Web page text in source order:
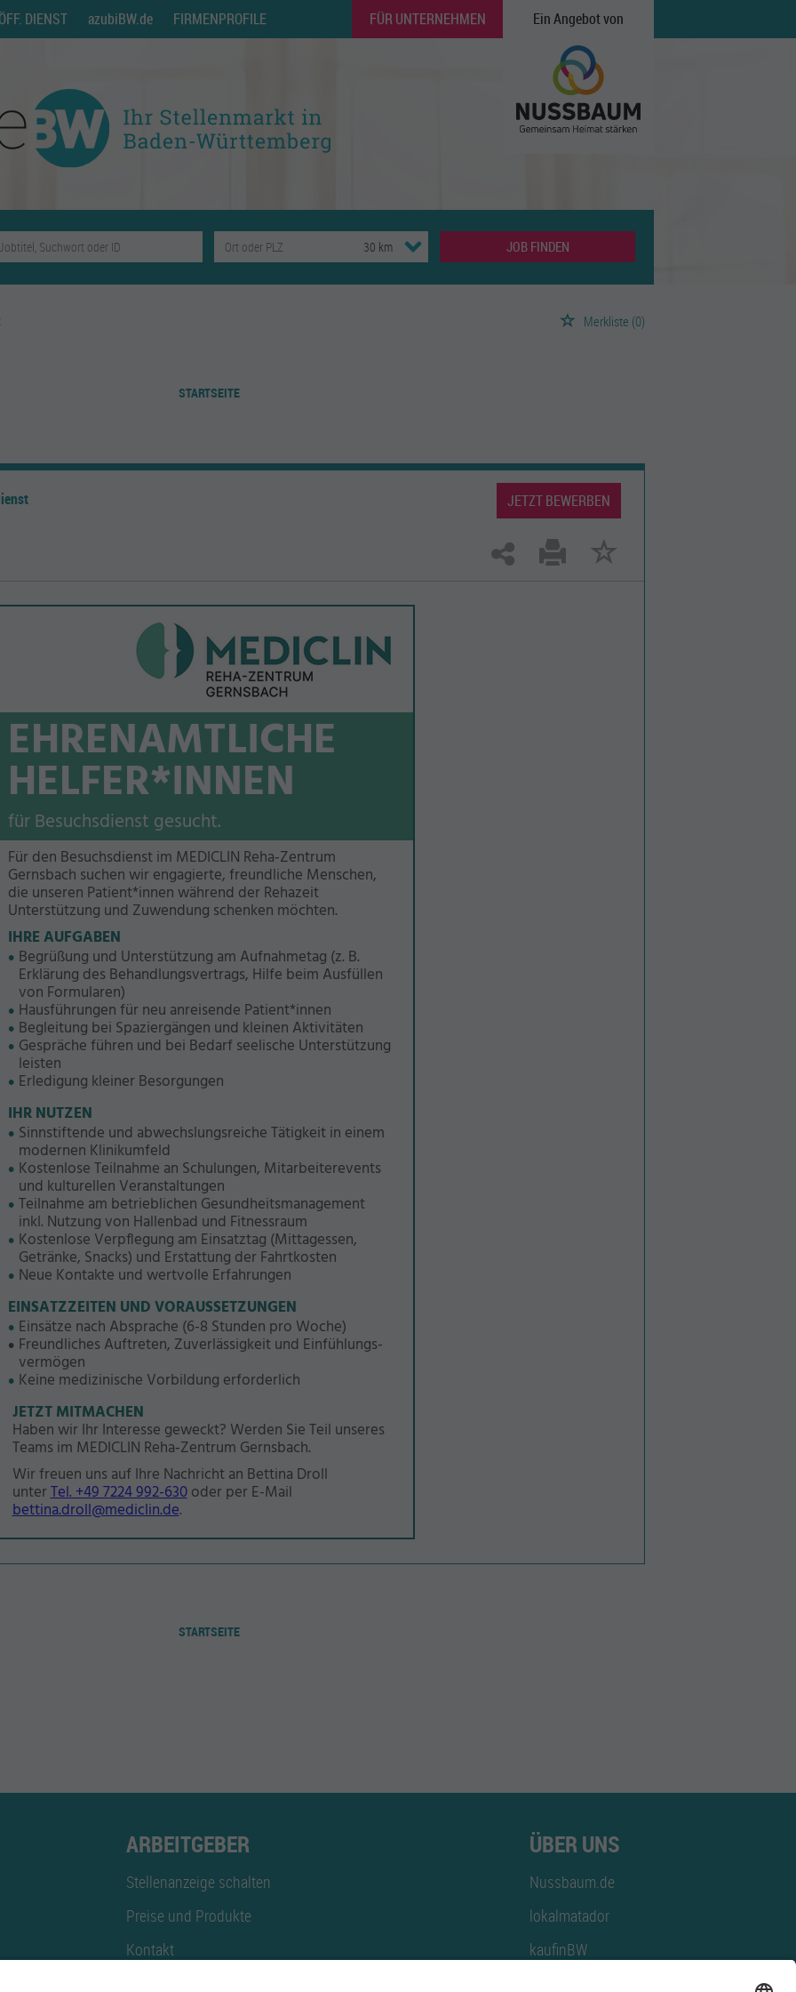
DIENST azubiBW.de FIRMENPROFILE FÜR UNTERNEHMEN Ein Angebot von
JOB FINDEN
Merkliste (0)
STARTSEITE
JETZT BEWERBEN
des Behandlungsvertrags, Hilfe beim Ausfüllen von Formularen); Hausführungen für neu anreisende Patient*innen; Begleitung bei
STARTSEITE
ARBEITGEBER
Stellenanzeige schalten
Preise und Produkte
Kontakt
ÜBER UNS
Nussbaum.de
lokalmatador
kaufinBW